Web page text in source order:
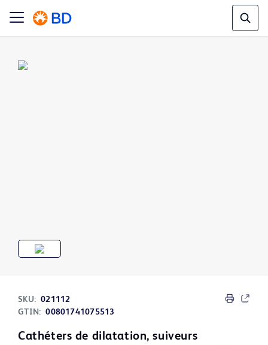
SKU: 021112
GTIN: 00801741075513
Cathéters de dilatation, suiveurs